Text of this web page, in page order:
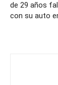
de 29 años
con su auto